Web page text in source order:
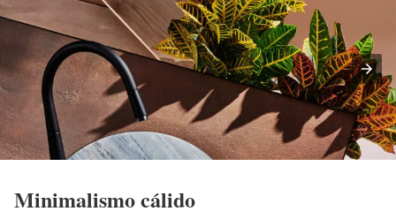
Minimalismo cálido